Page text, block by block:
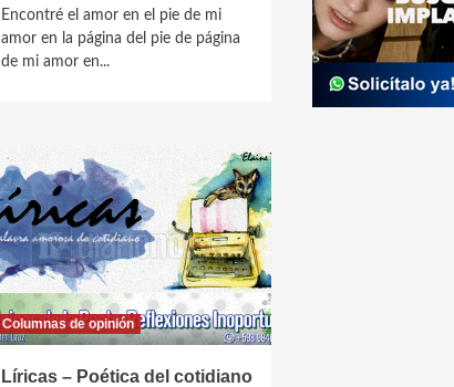
Encontré el amor en el pie de mi
amor en la página del pie de página
de mi amor en...
Columnas de opinión
Líricas – Poética del cotidiano